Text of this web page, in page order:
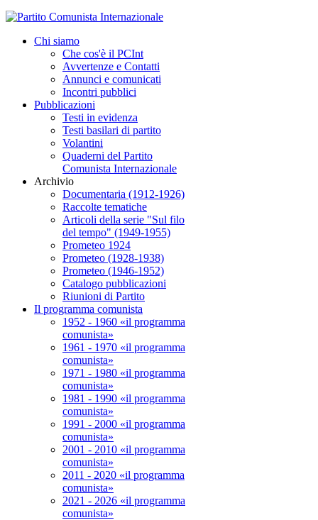
Chi siamo
Che cos'è il PCInt
Avvertenze e Contatti
Annunci e comunicati
Incontri pubblici
Pubblicazioni
Testi in evidenza
Testi basilari di partito
Volantini
Quaderni del Partito
Comunista Internazionale
Archivio
Documentaria (1912-1926)
Raccolte tematiche
Articoli della serie "Sul filo
del tempo" (1949-1955)
Prometeo 1924
Prometeo (1928-1938)
Prometeo (1946-1952)
Catalogo pubblicazioni
Riunioni di Partito
Il programma comunista
1952 - 1960 «il programma
comunista»
1961 - 1970 «il programma
comunista»
1971 - 1980 «il programma
comunista»
1981 - 1990 «il programma
comunista»
1991 - 2000 «il programma
comunista»
2001 - 2010 «il programma
comunista»
2011 - 2020 «il programma
comunista»
2021 - 2026 «il programma
comunista»